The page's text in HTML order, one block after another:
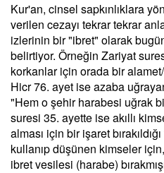
Kur'an, cinsel sapkınlıklara
verilen cezayı tekrar tekrar
izlerinin bir "ibret" olarak
belirtiyor. Örneğin Zariyat
korkanlar için orada bir
Hicr 76. ayet ise azaba
"Hem o şehir harabesi uğrak
suresi 35. ayette ise akıllı
alması için bir işaret
kullanıp düşünen kimseler
ibret vesilesi (harabe)